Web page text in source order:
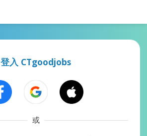
登入 CTgoodjobs
或